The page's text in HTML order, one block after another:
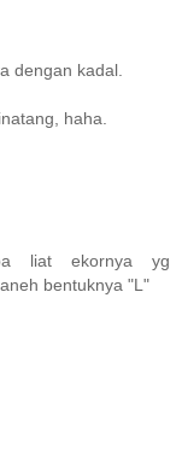
dengan kadal.
haha.
liat ekornya yg
bentuknya "L"